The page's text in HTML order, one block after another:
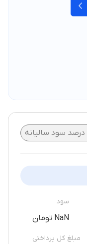
درصد سود سالیانه
سود
NaN تومان
مبلغ کل پرداختی